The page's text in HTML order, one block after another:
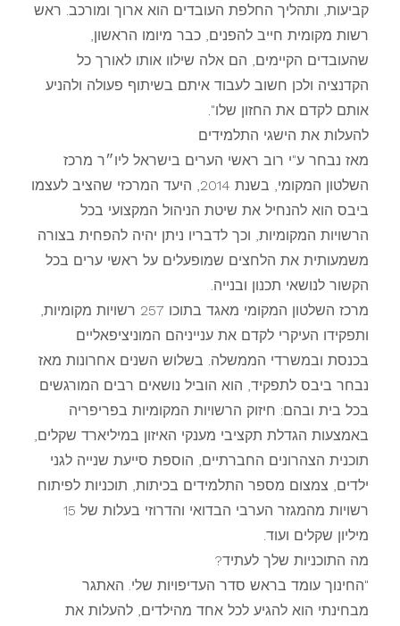
קביעות, ותהליך החלפת העובדים הוא ארוך ומורכב. ראש
רשות מקומית חייב להפנים, כבר מיומו הראשון,
שהעובדים הקיימים, הם אלה שילוו אותו לאורך כל
הקדנציה ולכן חשוב לעבוד איתם בשיתוף פעולה ולהניע
אותם לקדם את החזון שלו".
להעלות את הישגי התלמידים
מאז נבחר ע"י רוב ראשי הערים בישראל ליו״ר מרכז
השלטון המקומי, בשנת 2014, היעד המרכזי שהציב לעצמו
ביבס הוא להנחיל את שיטת הניהול המקצועי בכל
הרשויות המקומיות, וכך לדבריו ניתן יהיה להפחית בצורה
משמעותית את הלחצים שמופעלים על ראשי ערים בכל
הקשור לנושאי תכנון ובנייה.
מרכז השלטון המקומי מאגד בתוכו 257 רשויות מקומיות,
ותפקידו העיקרי לקדם את ענייניהם המוניציפאליים
בכנסת ובמשרדי הממשלה. בשלוש השנים אחרונות מאז
נבחר ביבס לתפקיד, הוא הוביל נושאים רבים המורגשים
בכל בית ובהם: חיזוק הרשויות המקומיות בפריפריה
באמצעות הגדלת תקציבי מענקי האיזון במיליארד שקלים,
תוכנית הצהרונים החברתיים, הוספת סייעת שנייה לגני
ילדים, צמצום מספר התלמידים בכיתות, תוכניות לפיתוח
רשויות מהמגזר הערבי הבדואי והדרוזי בעלות של 15
מיליון שקלים ועוד.
מה התוכניות שלך לעתיד?
"החינוך עומד בראש סדר העדיפויות שלי. האתגר
מבחינתי הוא להגיע לכל אחד מהילדים, להעלות את